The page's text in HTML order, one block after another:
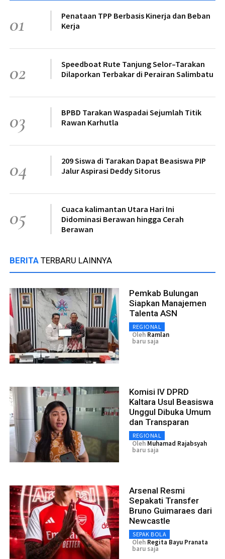
01
Penataan TPP Berbasis Kinerja dan Beban
Kerja
02
Speedboat Rute Tanjung Selor–Tarakan
Dilaporkan Terbakar di Perairan Salimbatu
03
BPBD Tarakan Waspadai Sejumlah Titik
Rawan Karhutla
04
209 Siswa di Tarakan Dapat Beasiswa PIP
Jalur Aspirasi Deddy Sitorus
05
Cuaca kalimantan Utara Hari Ini
Didominasi Berawan hingga Cerah
Berawan
BERITA TERBARU LAINNYA
Pemkab Bulungan
Siapkan Manajemen
Talenta ASN
REGIONAL
Oleh Ramlan
baru saja
Komisi IV DPRD
Kaltara Usul Beasiswa
Unggul Dibuka Umum
dan Transparan
REGIONAL
Oleh Muhamad Rajabsyah
baru saja
Arsenal Resmi
Sepakati Transfer
Bruno Guimaraes dari
Newcastle
SEPAK BOLA
Oleh Regita Bayu Pranata
baru saja